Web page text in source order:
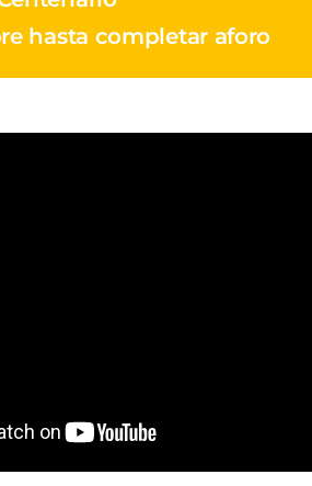
hasta completar aforo